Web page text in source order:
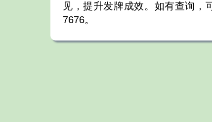
见，提升发牌成效。如有查询，
7676。